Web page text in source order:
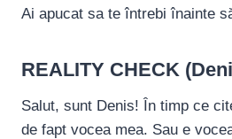
Ai apucat sa te întrebi înainte
REALITY CHECK
Salut, sunt Denis! În timp ce
de fapt vocea mea. Sau e